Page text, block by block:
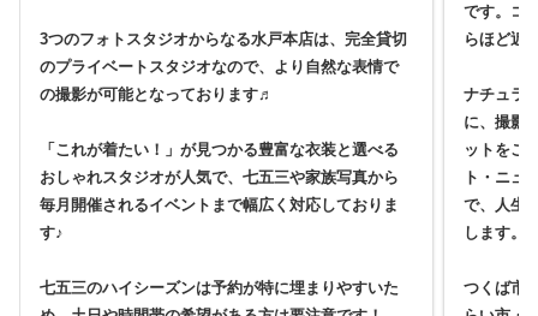
3つのフォトスタジオからなる水戸本店は、完全貸切
のプライベートスタジオなので、より自然な表情で
の撮影が可能となっております♬
「これが着たい！」が見つかる豊富な衣装と選べる
おしゃれスタジオが人気で、七五三や家族写真から
毎月開催されるイベントまで幅広く対応しておりま
す♪
七五三のハイシーズンは予約が特に埋まりやすいた
です。コ
らほど近
ナチュラ
に、撮影
ットをご
ト・ニュ
で、人生
します。
つくば市